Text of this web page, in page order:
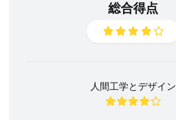
総合得点
人間工学とデザイン